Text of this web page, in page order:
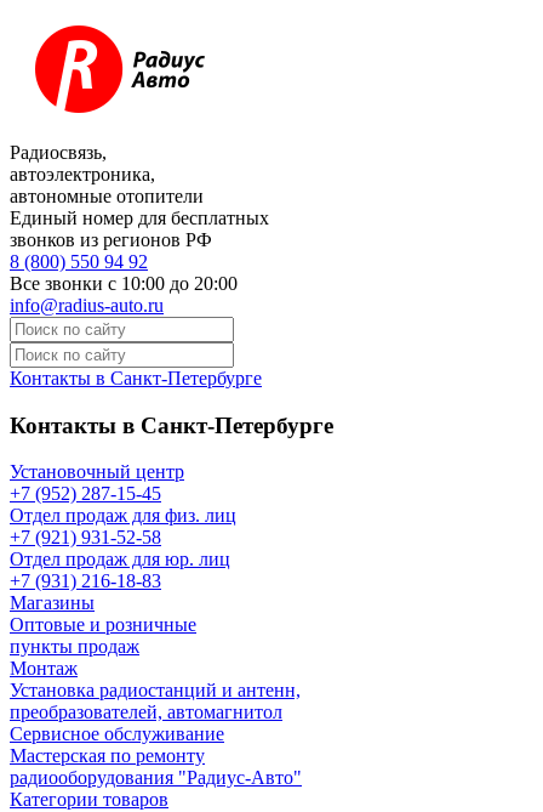
Радиосвязь,
автоэлектроника,
автономные отопители
Единый номер для бесплатных
звонков из регионов РФ
8 (800) 550 94 92
Все звонки с 10:00 до 20:00
info@radius-auto.ru
Контакты в Санкт-Петербурге
Контакты в Санкт-Петербурге
Установочный центр
+7 (952) 287-15-45
Отдел продаж для физ. лиц
+7 (921) 931-52-58
Отдел продаж для юр. лиц
+7 (931) 216-18-83
Магазины
Оптовые и розничные
пункты продаж
Монтаж
Установка радиостанций и антенн,
преобразователей, автомагнитол
Сервисное обслуживание
Мастерская по ремонту
радиооборудования "Радиус-Авто"
Категории товаров